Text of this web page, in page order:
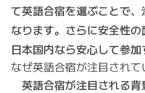
て英語合宿を選ぶことで
なります。さらに安全性
日本国内なら安心して参加
なぜ英語合宿が注目され
英語合宿が注目される背